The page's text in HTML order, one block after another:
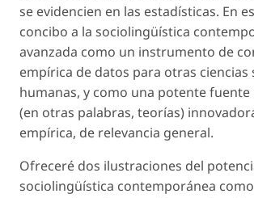
se evidencien en las estadísticas. En
concibo a la sociolingüística
avanzada como un instrumento de
empírica de datos para otras ciencias
humanas, y como una potente fuente
(en otras palabras, teorías)
empírica, de relevancia general.
Ofreceré dos ilustraciones del
sociolingüística contemporánea